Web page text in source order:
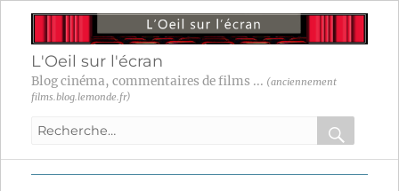
L'Oeil sur l'écran
Blog cinéma, commentaires de films ... (anciennement
films.blog.lemonde.fr)
Recherche
:
OK